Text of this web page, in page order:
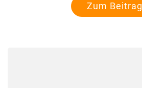
Zum Beitrag